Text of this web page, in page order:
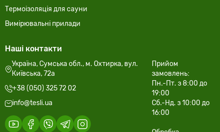
Термоізоляція для сауни
Вимірювальні прилади
Наші контакти
Україна, Сумська обл., м. Охтирка, вул.
Київська, 72а
+38 (050) 325 72 02
info@tesli.ua
Прийом
замовлень:
Пн.-Пт. з 8:00 до
19:00
Сб.-Нд. з 10:00 до
16:00